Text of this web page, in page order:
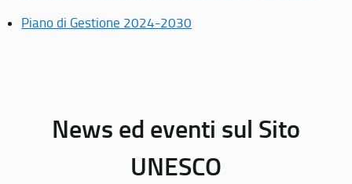
Piano di Gestione 2024-2030
News ed eventi sul Sito
UNESCO